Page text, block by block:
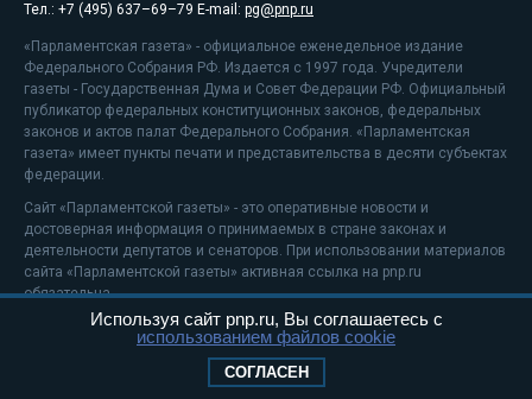
Тел.: +7 (495) 637–69–79 E-mail: pg@pnp.ru
«Парламентская газета» - официальное еженедельное издание
Федерального Собрания РФ. Издается с 1997 года. Учредители
газеты - Государственная Дума и Совет Федерации РФ. Официальный
публикатор федеральных конституционных законов, федеральных
законов и актов палат Федерального Собрания. «Парламентская
газета» имеет пункты печати и представительства в десяти субъектах
федерации.
Сайт «Парламентской газеты» - это оперативные новости и
достоверная информация о принимаемых в стране законах и
деятельности депутатов и сенаторов. При использовании материалов
сайта «Парламентской газеты» активная ссылка на pnp.ru
обязательна.
На информационном ресурсе применяютсярекомендательные
Положение о защите персональных данных
Используя сайт pnp.ru, Вы соглашаетесь с
использованием файлов cookie
СОГЛАСЕН